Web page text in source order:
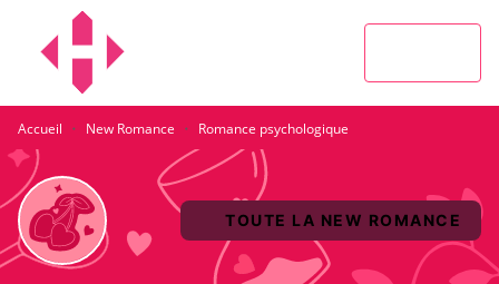
MENU
Accueil · New Romance · Romance psychologique
TOUTE LA NEW ROMANCE